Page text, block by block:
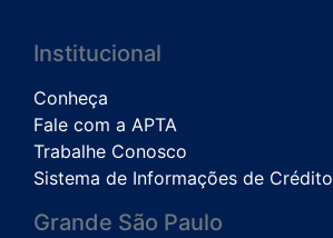
Institucional
Conheça
Fale com a APTA
Trabalhe Conosco
Sistema de Informações de Crédito
Grande São Paulo